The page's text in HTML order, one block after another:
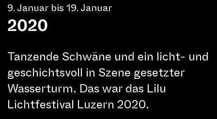
2020
9. Januar bis 19. Januar
Tanzende Schwäne und ein licht- und
geschichtsvoll in Szene gesetzter
Wasserturm. Das war das Lilu
Lichtfestival Luzern 2020.